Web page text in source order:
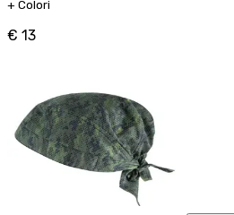
+ Colori
€ 13